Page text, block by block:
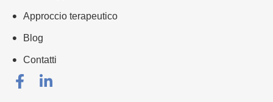
Approccio terapeutico
Blog
Contatti